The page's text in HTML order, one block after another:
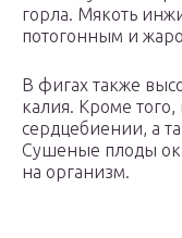
горла. Мякоть
потогонным и
В фигах также
калия. Кроме
сердцебиении, а
Сушеные плоды
на организм.